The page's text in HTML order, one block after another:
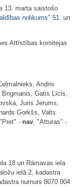
13. marta saistošo
nolikums" 51. un
Attīstības komitejas
Andris
Gatis Līcis,
Juris Jerums,
Gorkšs, Valts
- nav, "Atturas" -
18 un Rāmavas iela
ielā 2, kadastra
numurs 8070 004